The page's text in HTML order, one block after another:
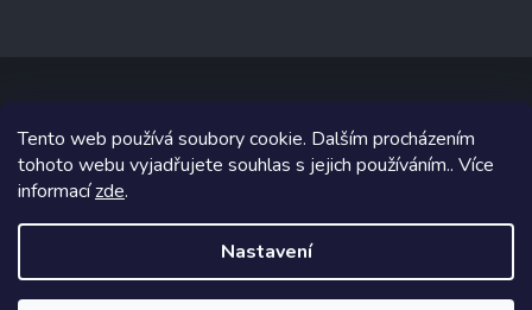
Tento web používá soubory cookie. Dalším procházením
tohoto webu vyjadřujete souhlas s jejich používáním.. Více
informacízde.
Nastavení
Copyright 2026www.prizealize.cz. Všechna práva vyhrazena.
Grafický návrh vytvořil a na Shoptet implementoval
Shoptetak.cz.